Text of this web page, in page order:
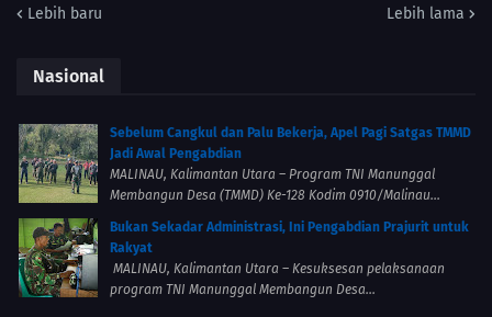
Lebih baru Lebih lama
Nasional
Sebelum Cangkul dan Palu Bekerja, Apel Pagi Satgas TMMD
Jadi Awal Pengabdian
MALINAU, Kalimantan Utara – Program TNI Manunggal
Membangun Desa (TMMD) Ke-128 Kodim 0910/Malinau...
Bukan Sekadar Administrasi, Ini Pengabdian Prajurit untuk
Rakyat
MALINAU, Kalimantan Utara – Kesuksesan pelaksanaan
program TNI Manunggal Membangun Desa...